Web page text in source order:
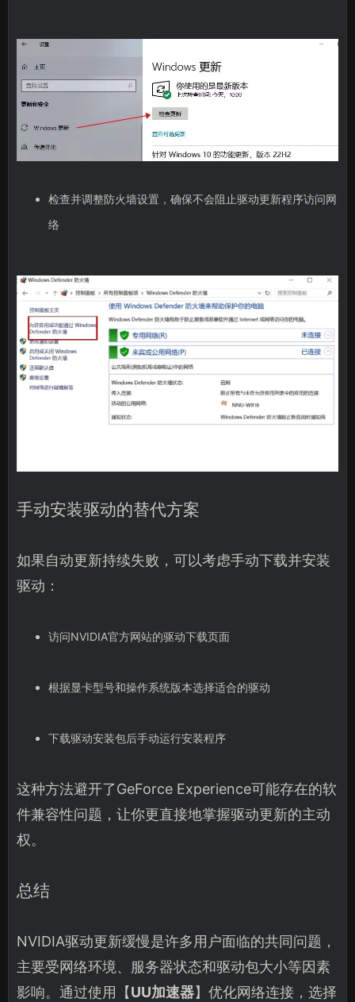
检查并调整防火墙设置，确保不会阻止驱动更新程序访问网
络
手动安装驱动的替代方案
如果自动更新持续失败，可以考虑手动下载并安装
驱动：
访问NVIDIA官方网站的驱动下载页面
根据显卡型号和操作系统版本选择适合的驱动
下载驱动安装包后手动运行安装程序
这种方法避开了GeForce Experience可能存在的软
件兼容性问题，让你更直接地掌握驱动更新的主动
权。
总结
NVIDIA驱动更新缓慢是许多用户面临的共同问题，
主要受网络环境、服务器状态和驱动包大小等因素
影响。通过使用【UU加速器】优化网络连接，选择